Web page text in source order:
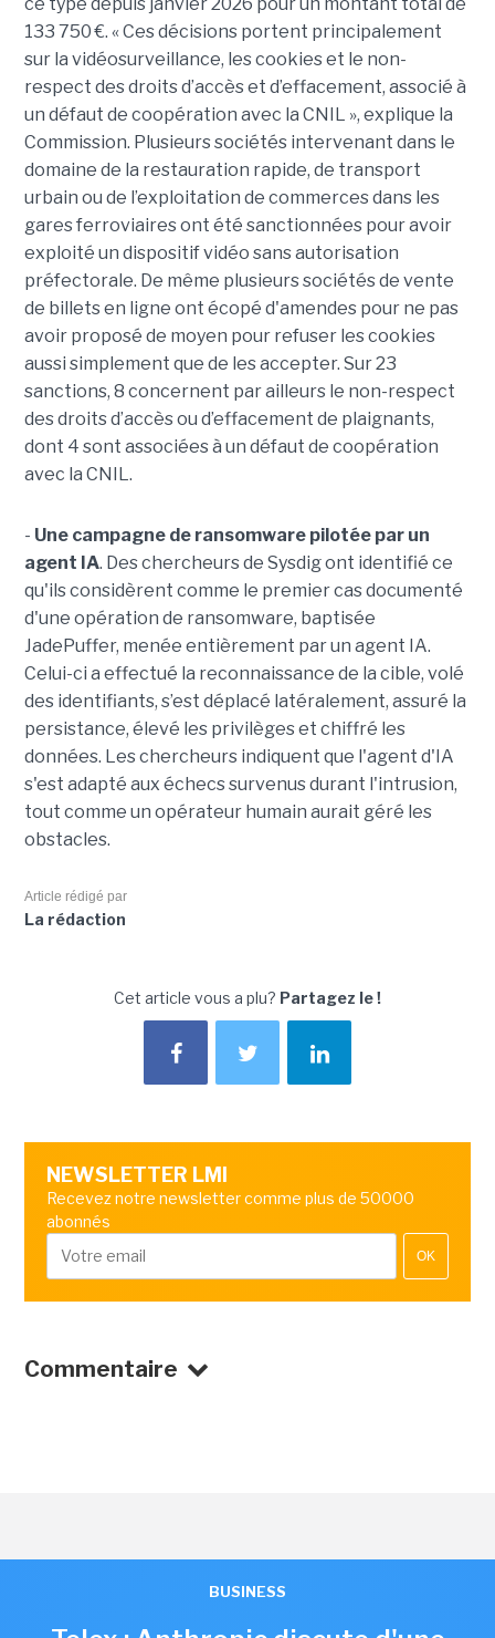
133 750 €. « Ces décisions portent principalement
sur la vidéosurveillance, les cookies et le non-
respect des droits d’accès et d’effacement, associé à
un défaut de coopération avec la CNIL », explique la
Commission. Plusieurs sociétés intervenant dans le
domaine de la restauration rapide, de transport
urbain ou de l’exploitation de commerces dans les
gares ferroviaires ont été sanctionnées pour avoir
exploité un dispositif vidéo sans autorisation
préfectorale. De même plusieurs sociétés de vente
de billets en ligne ont écopé d'amendes pour ne pas
avoir proposé de moyen pour refuser les cookies
aussi simplement que de les accepter. Sur 23
sanctions, 8 concernent par ailleurs le non-respect
des droits d’accès ou d’effacement de plaignants,
dont 4 sont associées à un défaut de coopération
avec la CNIL.
- Une campagne de ransomware pilotée par un
agent IA. Des chercheurs de Sysdig ont identifié ce
qu'ils considèrent comme le premier cas documenté
d'une opération de ransomware, baptisée
JadePuffer, menée entièrement par un agent IA.
Celui-ci a effectué la reconnaissance de la cible, volé
des identifiants, s’est déplacé latéralement, assuré la
persistance, élevé les privilèges et chiffré les
données. Les chercheurs indiquent que l'agent d'IA
s'est adapté aux échecs survenus durant l'intrusion,
tout comme un opérateur humain aurait géré les
obstacles.
Article rédigé par
La rédaction
Cet article vous a plu? Partagez le !
NEWSLETTER LMI
Recevez notre newsletter comme plus de 50000
abonnés
OK
Commentaire
BUSINESS